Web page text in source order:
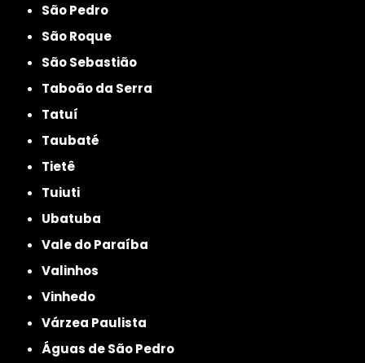
São Pedro
São Roque
São Sebastião
Taboão da Serra
Tatuí
Taubaté
Tietê
Tuiuti
Ubatuba
Vale do Paraíba
Valinhos
Vinhedo
Várzea Paulista
Águas de São Pedro